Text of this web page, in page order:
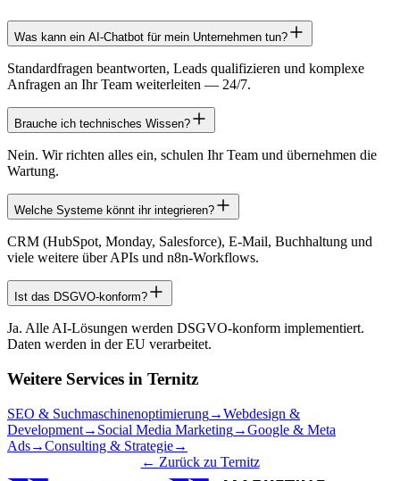
Was kann ein AI-Chatbot für mein Unternehmen tun?
Standardfragen beantworten, Leads qualifizieren und komplexe
Anfragen an Ihr Team weiterleiten — 24/7.
Brauche ich technisches Wissen?
Nein. Wir richten alles ein, schulen Ihr Team und übernehmen die
Wartung.
Welche Systeme könnt ihr integrieren?
CRM (HubSpot, Monday, Salesforce), E-Mail, Buchhaltung und
viele weitere über APIs und n8n-Workflows.
Ist das DSGVO-konform?
Ja. Alle AI-Lösungen werden DSGVO-konform implementiert.
Daten werden in der EU verarbeitet.
Weitere Services in Ternitz
SEO & Suchmaschinenoptimierung→Webdesign &
Development→ Social Media Marketing→Google & Meta
Ads→Consulting & Strategie→
← Zurück zu Ternitz